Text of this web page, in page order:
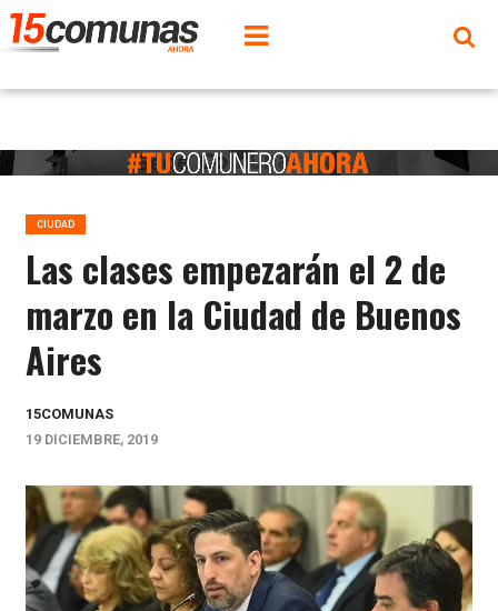
CIUDAD
Las clases empezarán el 2 de
marzo en la Ciudad de Buenos
Aires
15COMUNAS
19 DICIEMBRE, 2019